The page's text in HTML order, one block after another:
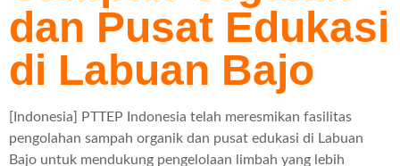
dan Pusat Edukasi
di Labuan Bajo
[Indonesia] PTTEP Indonesia telah meresmikan fasilitas
pengolahan sampah organik dan pusat edukasi di Labuan
Bajo untuk mendukung pengelolaan limbah yang lebih